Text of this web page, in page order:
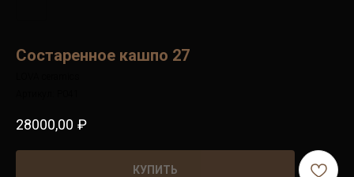
Состаренное кашпо 27
28000,00 ₽
КУПИТЬ